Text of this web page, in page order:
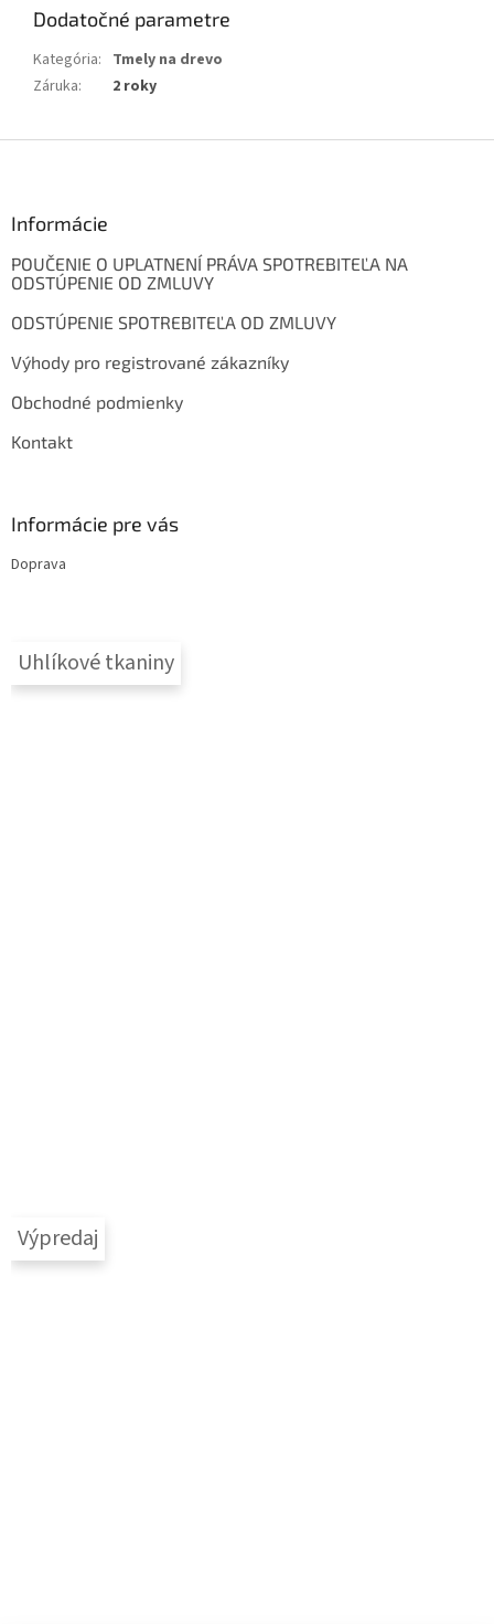
Dodatočné parametre
Kategória: Tmely na drevo
Záruka: 2 roky
Informácie
POUČENIE O UPLATNENÍ PRÁVA SPOTREBITEĽA NA
ODSTÚPENIE OD ZMLUVY
ODSTÚPENIE SPOTREBITEĽA OD ZMLUVY
Výhody pro registrované zákazníky
Obchodné podmienky
Kontakt
Informácie pre vás
Doprava
Uhlíkové tkaniny
Výpredaj